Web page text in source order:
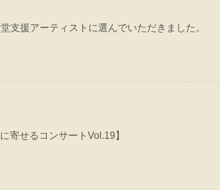
支援アーティストに選んでいただきました。
寄せるコンサートVol.19】